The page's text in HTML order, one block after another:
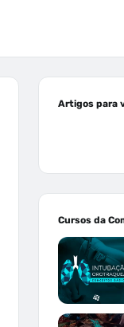
Artigos para
Cursos da